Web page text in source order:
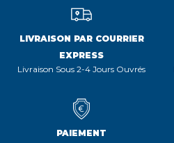
LIVRAISON PAR COURRIER
EXPRESS
Livraison Sous 2-4 Jours Ouvrés
PAIEMENT